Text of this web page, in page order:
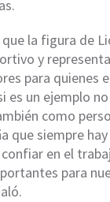
la figura de
y
para quienes
es un ejemplo
como
que siempre
en el
para